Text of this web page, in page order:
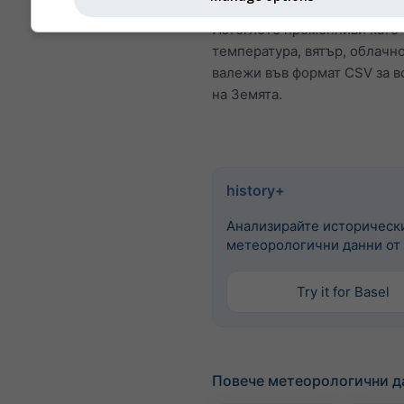
бъдат закупени чрез
Изтеглете променливи като
температура, вятър,
валежи във формат CSV за
на Земята.
history+
Анализирайте
метеорологични данни от
Try it for Basel
Повече метеорологични